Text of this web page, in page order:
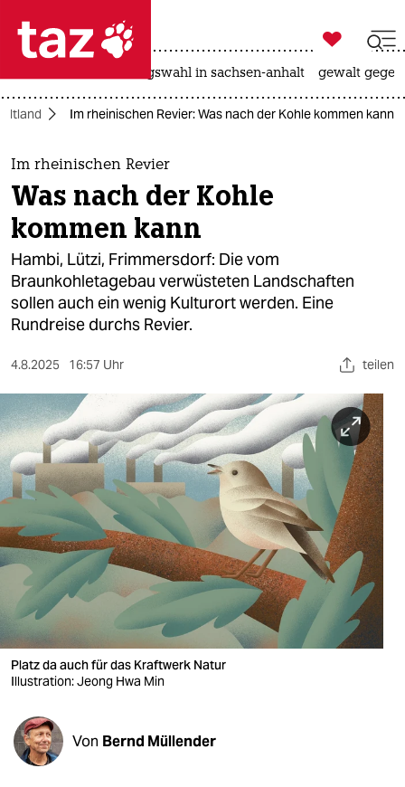
 taz zahl ich
taz zahl ich
themen
politik
öko
gesellschaft
kultur
sport
berlin
nord
wahrheit
verlag
verlag
veranstaltungen
shop
fragen & hilfe
abo

taz zahl ich
landtagswahl in sachsen-anhalt gewalt
Im rheinischen Revier: Was nach der Kohle kommen kann
Im rheinischen Revier
Was nach der Kohle
kommen kann
Hambi, Lützi, Frimmersdorf: Die vom
Braunkohletagebau verwüsteten Landschaften
sollen auch ein wenig Kulturort werden. Eine
Rundreise durchs Revier.
4.8.2025 16:57 Uhr teilen
Platz da auch für das Kraftwerk Natur
Illustration: Jeong Hwa Min
Von Bernd Müllender